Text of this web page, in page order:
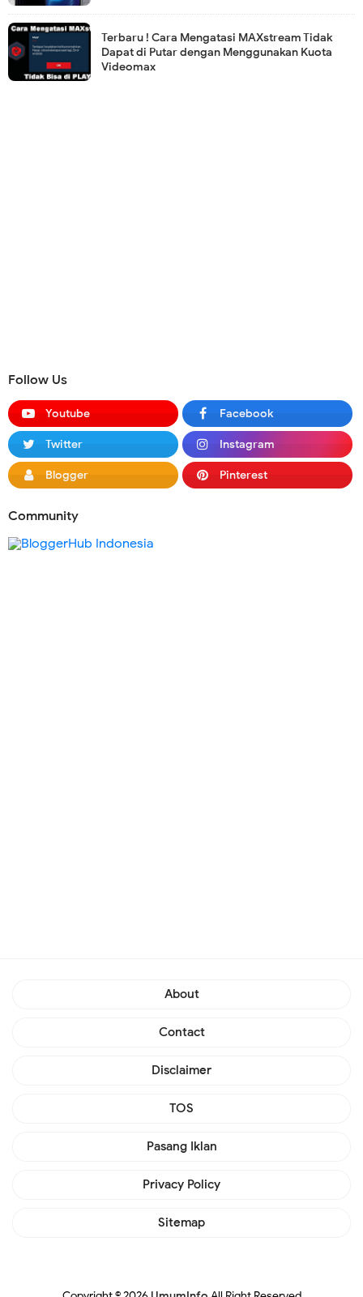
Terbaru ! Cara Mengatasi MAXstream Tidak
Dapat di Putar dengan Menggunakan Kuota
Videomax
Follow Us
Youtube Facebook
Twitter Instagram
Blogger Pinterest
Community
About
Contact
Disclaimer
TOS
Pasang Iklan
Privacy Policy
Sitemap